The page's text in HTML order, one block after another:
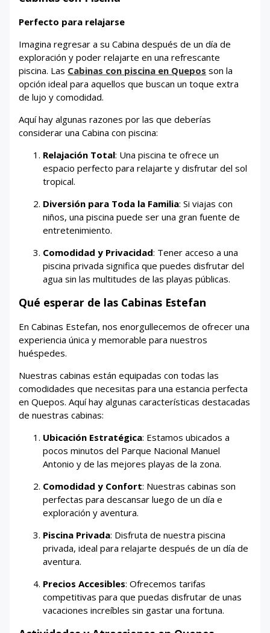
Perfecto para relajarse
Imagina regresar a su Cabina después de un día de
exploración y poder relajarte en una refrescante
piscina. Las Cabinas con piscina en Quepos son la
opción ideal para aquellos que buscan un toque extra
de lujo y comodidad.
Aquí hay algunas razones por las que deberías
considerar una Cabina con piscina:
Relajación Total: Una piscina te ofrece un
espacio perfecto para relajarte y disfrutar del sol
tropical.
Diversión para Toda la Familia: Si viajas con
niños, una piscina puede ser una gran fuente de
entretenimiento.
Comodidad y Privacidad: Tener acceso a una
piscina privada significa que puedes disfrutar del
agua sin las multitudes de las playas públicas.
Qué esperar de las Cabinas Estefan
En Cabinas Estefan, nos enorgullecemos de ofrecer una
experiencia única y memorable para nuestros
huéspedes.
Nuestras cabinas están equipadas con todas las
comodidades que necesitas para una estancia perfecta
en Quepos. Aquí hay algunas características destacadas
de nuestras cabinas:
Ubicación Estratégica: Estamos ubicados a
pocos minutos del Parque Nacional Manuel
Antonio y de las mejores playas de la zona.
Comodidad y Confort: Nuestras cabinas son
perfectas para descansar luego de un día e
exploración y aventura.
Piscina Privada: Disfruta de nuestra piscina
privada, ideal para relajarte después de un día de
aventura.
Precios Accesibles: Ofrecemos tarifas
competitivas para que puedas disfrutar de unas
vacaciones increíbles sin gastar una fortuna.